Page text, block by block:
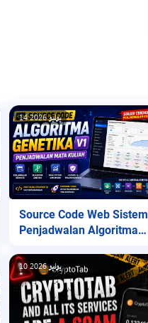
14 يوليو 2026
Source Code Web Sistem
Penjadwalan Algoritma
10 يوليو 2026